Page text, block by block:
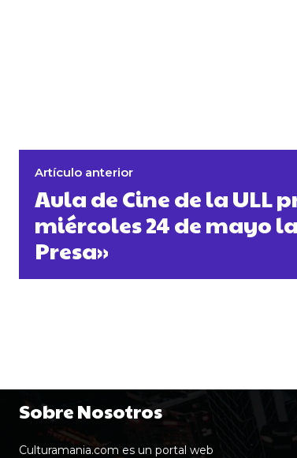
Artículo anterior
Aula de Cine de la ULL
miércoles 24 de mayo
Presa»
Sobre Nosotros
Culturamania.com es un portal web